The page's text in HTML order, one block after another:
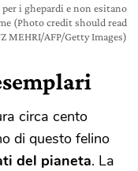
i ghepardi e non esitano
(Photo credit should read
MEHRI/AFP/Getty Images)
circa cento
di questo felino
del pianeta. La